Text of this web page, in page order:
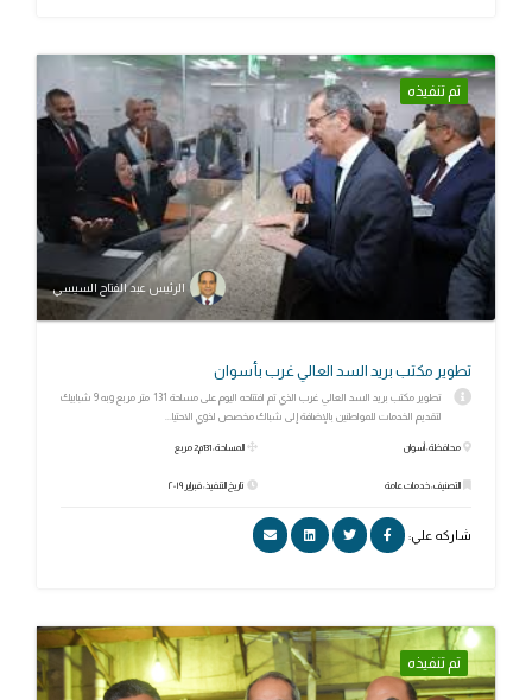
تم تنفيذه
الرئيس عبد الفتاح السيسي
تطوير مكتب بريد السد العالي غرب بأسوان
تطوير مكتب بريد السد العالي غرب الذي تم افتتاحه اليوم على مساحة 131 متر مربع وبه 9 شبابيك
لتقديم الخدمات للمواطنين بالإضافة إلى شباك مخصص لذوي الاحتيا...
محافظة: أسوان
التصنيف: خدمات عامة
المساحة: 131م2 مربع
تاريخ التنفيذ: فبراير ٢٠١٩
شاركه علي:
تم تنفيذه